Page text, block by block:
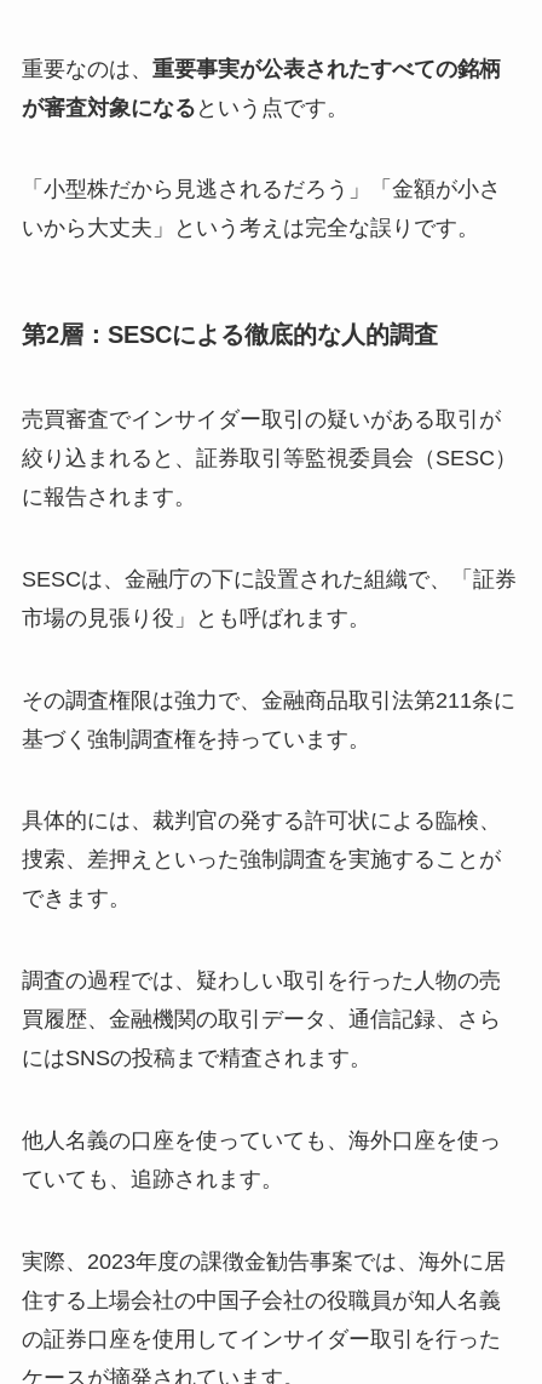
重要なのは、 重要事実が公表されたすべての銘柄
が審査対象になる という点です。
「小型株だから見逃されるだろう」「金額が小さ
いから大丈夫」という考えは完全な誤りです。
第2層：SESCによる徹底的な人的調査
売買審査でインサイダー取引の疑いがある取引が
絞り込まれると、証券取引等監視委員会（SESC）
に報告されます。
SESCは、金融庁の下に設置された組織で、「証券
市場の見張り役」とも呼ばれます。
その調査権限は強力で、金融商品取引法第211条に
基づく強制調査権を持っています。
具体的には、裁判官の発する許可状による臨検、
捜索、差押えといった強制調査を実施することが
できます。
調査の過程では、疑わしい取引を行った人物の売
買履歴、金融機関の取引データ、通信記録、さら
にはSNSの投稿まで精査されます。
他人名義の口座を使っていても、海外口座を使っ
ていても、追跡されます。
実際、2023年度の課徴金勧告事案では、海外に居
住する上場会社の中国子会社の役職員が知人名義
の証券口座を使用してインサイダー取引を行った
ケースが摘発されています。